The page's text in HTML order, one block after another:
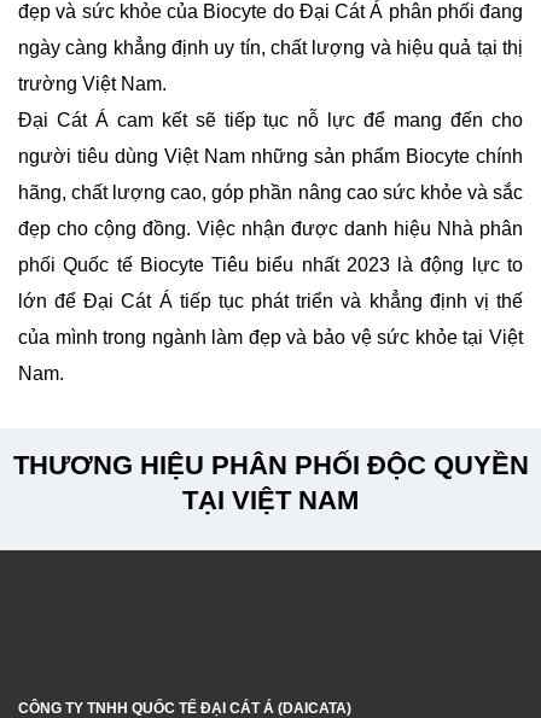
đẹp và sức khỏe của Biocyte do Đại Cát Á phân phối đang
ngày càng khẳng định uy tín, chất lượng và hiệu quả tại thị
trường Việt Nam.
Đại Cát Á cam kết sẽ tiếp tục nỗ lực để mang đến cho
người tiêu dùng Việt Nam những sản phẩm Biocyte chính
hãng, chất lượng cao, góp phần nâng cao sức khỏe và sắc
đẹp cho cộng đồng. Việc nhận được danh hiệu Nhà phân
phối Quốc tế Biocyte Tiêu biểu nhất 2023 là động lực to
lớn để Đại Cát Á tiếp tục phát triển và khẳng định vị thế
của mình trong ngành làm đẹp và bảo vệ sức khỏe tại Việt
Nam.
THƯƠNG HIỆU PHÂN PHỐI ĐỘC QUYỀN
TẠI VIỆT NAM
CÔNG TY TNHH QUỐC TẾ ĐẠI CÁT Á (DAICATA)